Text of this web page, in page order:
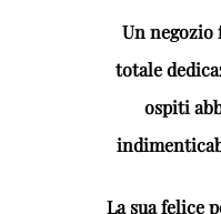
Un negozio
totale
ospiti
La sua felice